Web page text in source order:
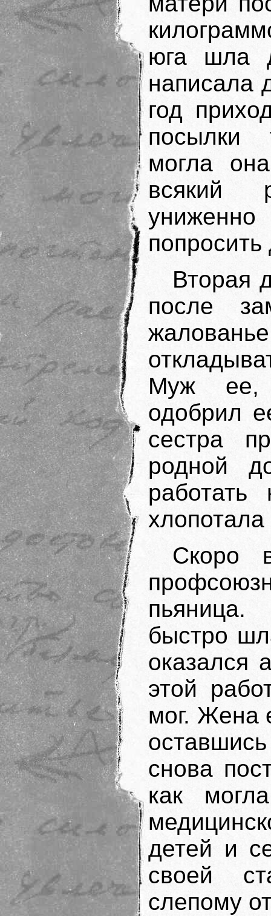
юга шла
написала
год
посылки
могла
всякий
униженно
попросить
Вторая
после
Муж ее,
одобрил
сестра
родной
Скоро
быстро
оказался
этой
мог. Жена
снова
как
детей и
своей
слепому